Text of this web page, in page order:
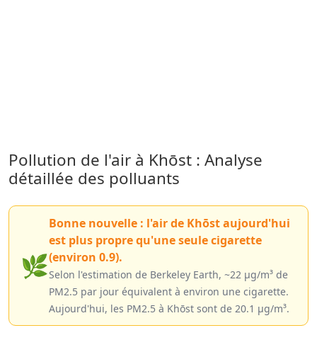
Pollution de l'air à Khōst : Analyse
détaillée des polluants
🌿
Bonne nouvelle : l'air de Khōst aujourd'hui
est plus propre qu'une seule cigarette
(environ 0.9).
Selon l'estimation de Berkeley Earth, ~22 µg/m³ de
PM2.5 par jour équivalent à environ une cigarette.
Aujourd'hui, les PM2.5 à Khōst sont de 20.1 µg/m³.